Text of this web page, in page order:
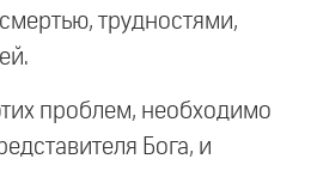
трудностями,
проблем, необходимо
Бога, и